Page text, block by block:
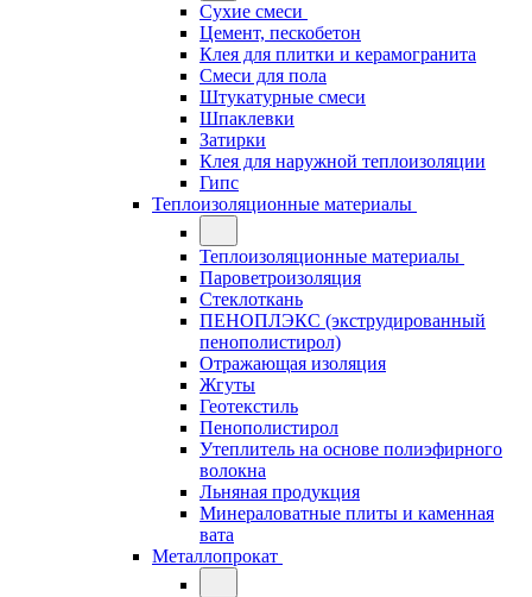
Сухие смеси
Цемент, пескобетон
Клея для плитки и керамогранита
Смеси для пола
Штукатурные смеси
Шпаклевки
Затирки
Клея для наружной теплоизоляции
Гипс
Теплоизоляционные материалы
Теплоизоляционные материалы
Пароветроизоляция
Стеклоткань
ПЕНОПЛЭКС (экструдированный
пенополистирол)
Отражающая изоляция
Жгуты
Геотекстиль
Пенополистирол
Утеплитель на основе полиэфирного
волокна
Льняная продукция
Минераловатные плиты и каменная
вата
Металлопрокат